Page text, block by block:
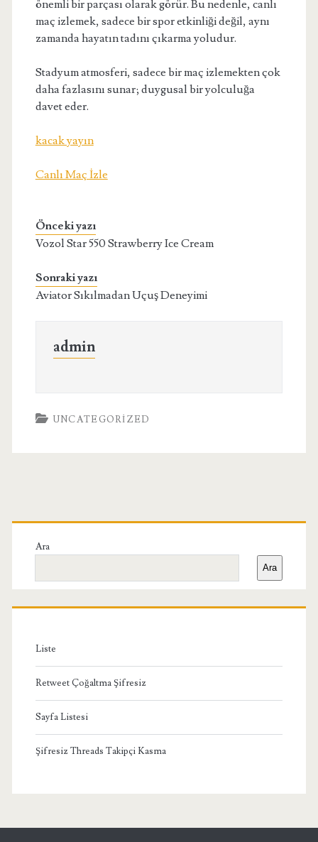
önemli bir parçası olarak görür. Bu nedenle, canlı
maç izlemek, sadece bir spor etkinliği değil, aynı
zamanda hayatın tadını çıkarma yoludur.
Stadyum atmosferi, sadece bir maç izlemekten çok
daha fazlasını sunar; duygusal bir yolculuğa
davet eder.
kacak yayın
Canlı Maç İzle
Önceki yazı
Vozol Star 550 Strawberry Ice Cream
Sonraki yazı
Aviator Sıkılmadan Uçuş Deneyimi
admin
UNCATEGORIZED
Birincil
Yan
Menü
Ara
Ara
Liste
Retweet Çoğaltma Şifresiz
Sayfa Listesi
Şifresiz Threads Takipçi Kasma